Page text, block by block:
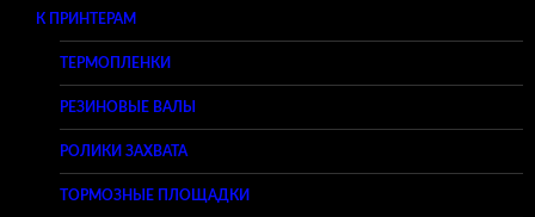
К ПРИНТЕРАМ
ТЕРМОПЛЕНКИ
РЕЗИНОВЫЕ ВАЛЫ
РОЛИКИ ЗАХВАТА
ТОРМОЗНЫЕ ПЛОЩАДКИ